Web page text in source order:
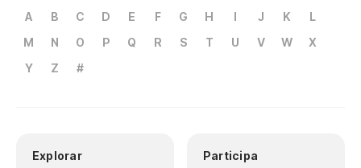
A B C D E F G H I J K
L
M
N O P Q R S T U V W
X
Y
Z #
Explorar Participa